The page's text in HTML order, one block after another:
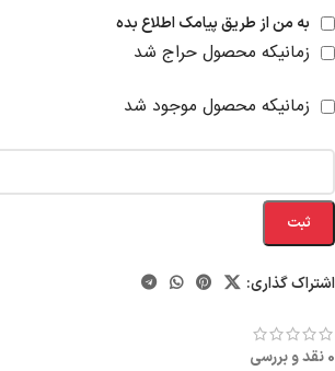
به من از طریق پیامک اطلاع بده
زمانیکه محصول حراج شد
زمانیکه محصول موجود شد
ثبت
اشتراک گذاری:
0 نقد و بررسی